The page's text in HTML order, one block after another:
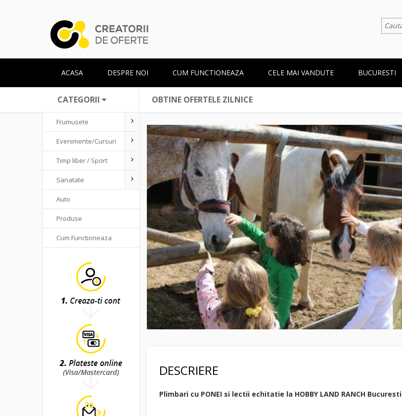
ACASA DESPRE NOI CUM FUNCTIONEAZA CELE MAI VANDUTE BUCURESTI
OBTINE OFERTELE ZILNICE
CATEGORII
Frumusete
Evenimente/Cursuri
Timp liber / Sport
Sanatate
Auto
Produse
Cum Functioneaza
DESCRIERE
Plimbari cu PONEI si lectii echitatie la HOBBY LAND RANCH Bucuresti